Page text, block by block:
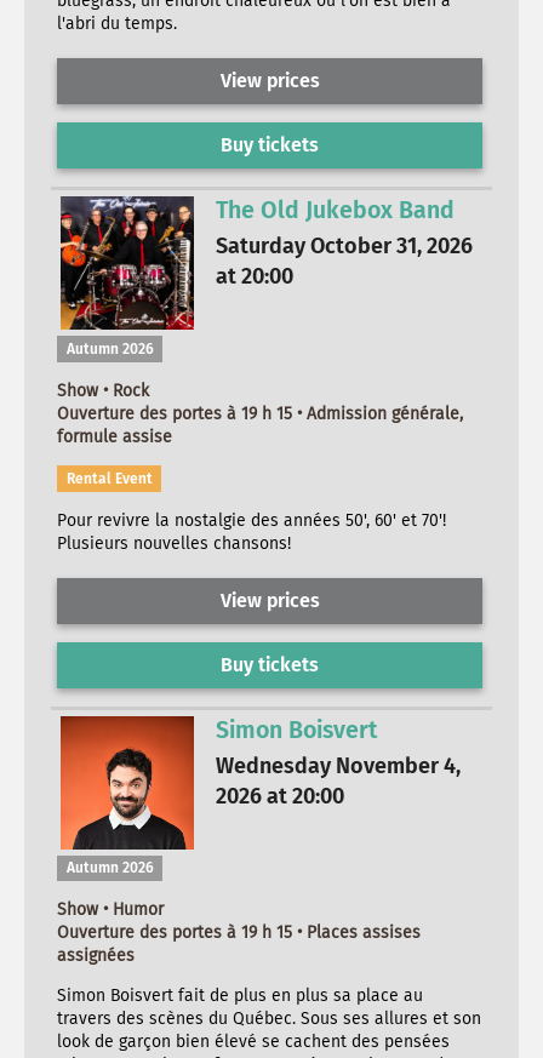
l'abri du temps.
View prices
Buy tickets
The Old Jukebox Band
Saturday October 31, 2026
at 20:00
Autumn 2026
Show • Rock
Ouverture des portes à 19 h 15 • Admission générale,
formule assise
Rental Event
Pour revivre la nostalgie des années 50', 60' et 70'!
Plusieurs nouvelles chansons!
View prices
Buy tickets
Simon Boisvert
Wednesday November 4,
2026 at 20:00
Autumn 2026
Show • Humor
Ouverture des portes à 19 h 15 • Places assises
assignées
Simon Boisvert fait de plus en plus sa place au
travers des scènes du Québec. Sous ses allures et son
look de garçon bien élevé se cachent des pensées